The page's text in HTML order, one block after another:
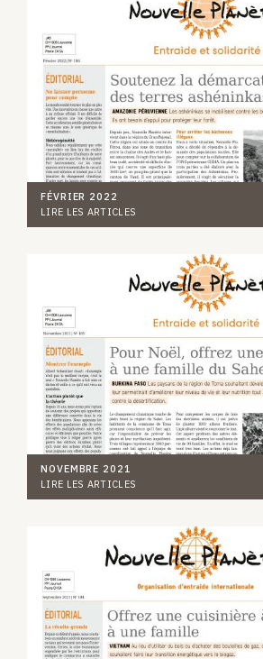
FÉVRIER 2022
LIRE LES ARTICLES
NOVEMBRE 2021
LIRE LES ARTICLES